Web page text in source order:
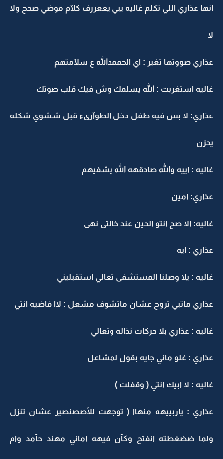
انها عذاري اللي تكلم غاليه يبي يععررف كلآم موضي صحح ولا
لا
عذاري صووتهآ تغير : اي الحممدالله ع سلآمتهم
غاليه استغربت : الله يسلمك وش فيك قلب صوتك
عذاري: لا بس فيه طفل دخل الطوآرىء قبل ششوي شكله
يحزن
غاليه : اييه والله صادقهه الله يشفيهم
عذاري: امين
غاليه: الا صح انتو الحين عند خالتي نهى
عذاري : ايه
غاليه : يلا وصلنآ المستشفى تعالي استقبليني
عذاري ماتبي تروح عشان ماتشوف مشعل : لاا فاضيه انتي
غاليه : عذاري بلا حركات نذاله وتعالي
عذاري : غلو ماني جايه بقول لمشاعل
غاليه : لا ابيك انتي ( وقفلت )
عذاري : ياربييهه منهاا ( توجهت للأصصنصير عشان تنزل
ولما ضضغطته انفتح وكآن فيهه اماني مهند حآمد وام